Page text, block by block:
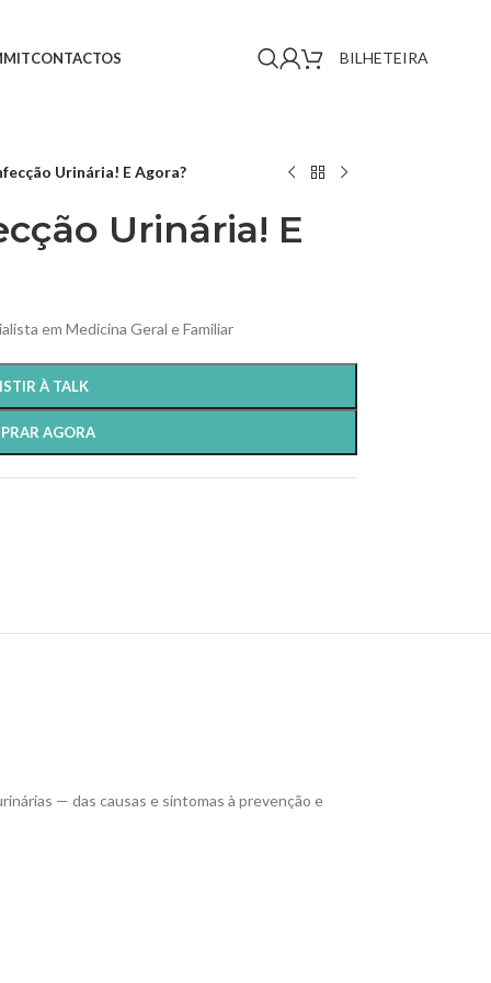
CONTACTOS BILHETEIRA
Urinária! E Agora?
Urinária! E
em Medicina Geral e Familiar
À TALK
AGORA
— das causas e sintomas à prevenção e